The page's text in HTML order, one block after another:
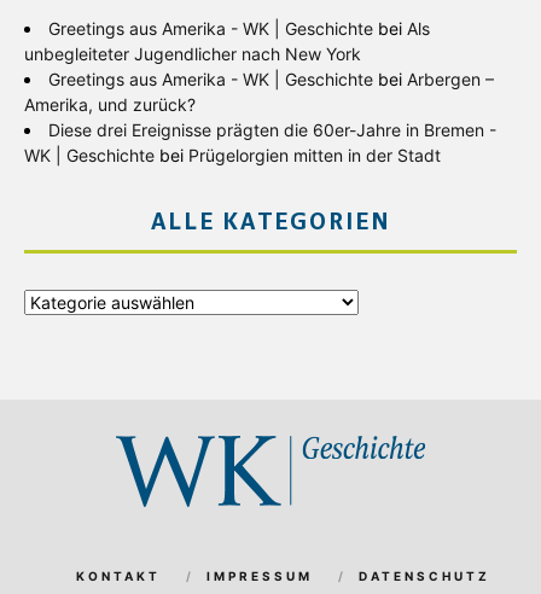
Greetings aus Amerika - WK | Geschichte bei Als
unbegleiteter Jugendlicher nach New York
Greetings aus Amerika - WK | Geschichte bei Arbergen –
Amerika, und zurück?
Diese drei Ereignisse prägten die 60er-Jahre in Bremen -
WK | Geschichte bei Prügelorgien mitten in der Stadt
ALLE KATEGORIEN
Alle
KONTAKT IMPRESSUM DATENSCHUTZ